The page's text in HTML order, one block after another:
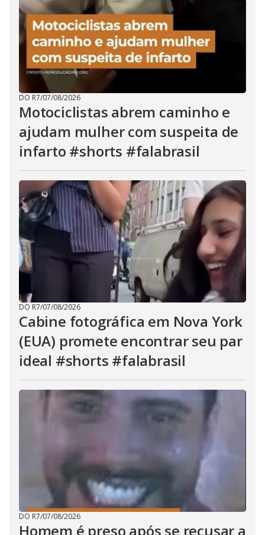
DO R7/07/08/2026
Motociclistas abrem caminho e
ajudam mulher com suspeita de
infarto #shorts #falabrasil
DO R7/07/08/2026
Cabine fotográfica em Nova York
(EUA) promete encontrar seu par
ideal #shorts #falabrasil
DO R7/07/08/2026
Homem é preso após se recusar a